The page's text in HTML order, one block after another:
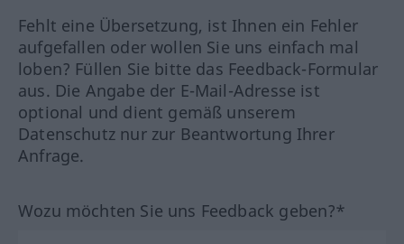
Fehlt eine Übersetzung, ist Ihnen ein Fehler
aufgefallen oder wollen Sie uns einfach mal
loben? Füllen Sie bitte das Feedback-Formular
aus. Die Angabe der E-Mail-Adresse ist
optional und dient gemäß unserem
Datenschutz nur zur Beantwortung Ihrer
Anfrage.
Wozu möchten Sie uns Feedback geben?*